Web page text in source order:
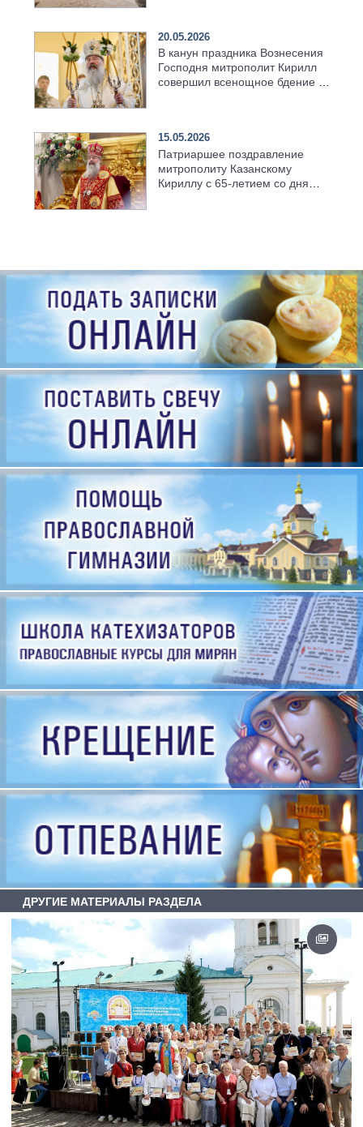
20.05.2026
В канун праздника Вознесения
Господня митрополит Кирилл
совершил всенощное бдение в
15.05.2026
Патриаршее поздравление
митрополиту Казанскому
Кириллу с 65-летием со дня
ДРУГИЕ МАТЕРИАЛЫ РАЗДЕЛА